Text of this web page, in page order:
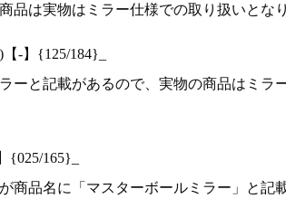
品は実物はミラー仕様での取り扱いとなり
-】{125/184}_
ーと記載があるので、実物の商品はミラ
165}_
商品名に「マスターボールミラー」と記